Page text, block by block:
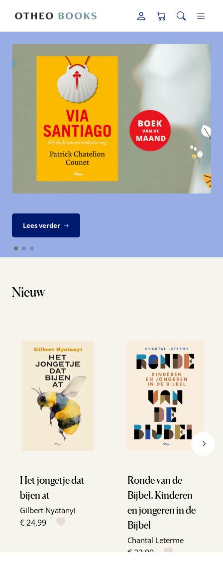
Lees verder
Nieuw
Het jongetje dat
bijen at
Gilbert Nyatanyi
€ 24,99
Ronde van de
Bijbel. Kinderen
en jongeren in de
Bijbel
Chantal Leterme
€ 22,99